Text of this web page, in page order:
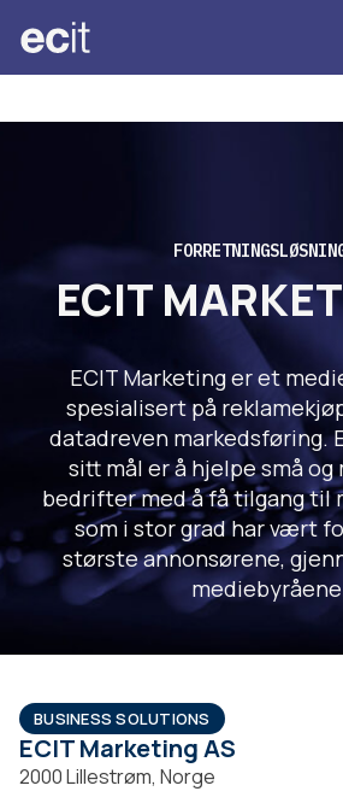
ECIT
ECIT Marketing er et
spesialisert på
datadreven markedsføring.
sitt mål er å hjelpe små
bedrifter med å få tilgang til
som i stor grad har vært
største annonsørene,
BUSINESS SOLUTIONS
ECIT Marketing AS
2000 Lillestrøm, Norge